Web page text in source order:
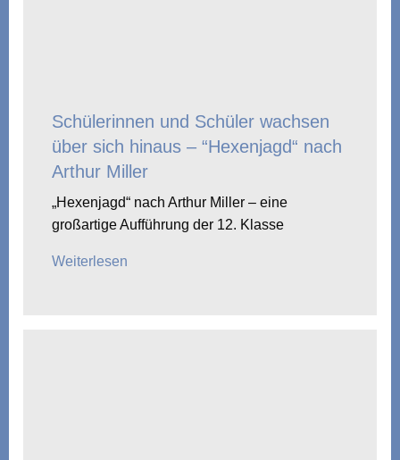
Schülerinnen und Schüler wachsen
über sich hinaus – “Hexenjagd“ nach
Arthur Miller
„Hexenjagd“ nach Arthur Miller – eine
großartige Aufführung der 12. Klasse
Weiterlesen